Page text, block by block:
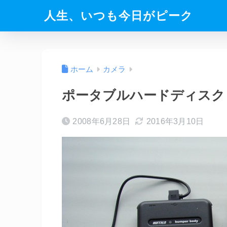
人生、いつも今日がピーク
ホーム カメラ
ポータブルハードディスク
2008年6月28日 2016年3月10日